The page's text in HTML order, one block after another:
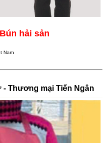
hải sản
Nam
Thương mại Tiến Ngân